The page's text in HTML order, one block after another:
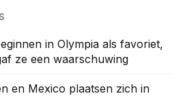
in Olympia als favoriet,
ze een waarschuwing
en Mexico plaatsen zich in